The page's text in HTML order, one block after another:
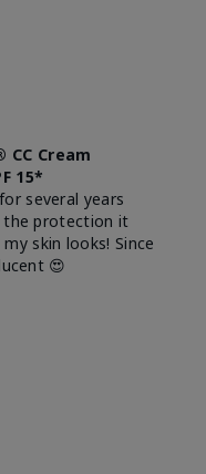
Cream
15*
several years
the protection it
skin looks! Since
😍